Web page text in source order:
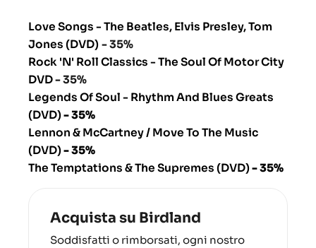
Love Songs - The Beatles, Elvis Presley, Tom
Jones (DVD) - 35%
Rock 'N' Roll Classics - The Soul Of Motor City
DVD- 35%
Legends Of Soul - Rhythm And Blues Greats
(DVD)- 35%
Lennon & McCartney / Move To The Music
(DVD)- 35%
The Temptations & The Supremes (DVD)- 35%
Acquista su Birdland
Soddisfatti o rimborsati, ogni nostro